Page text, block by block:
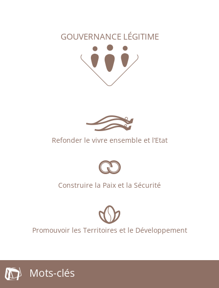
GOUVERNANCE LÉGITIME
Refonder le vivre ensemble et l’Etat
Construire la Paix et la Sécurité
Promouvoir les Territoires et le Développement
Mots-clés